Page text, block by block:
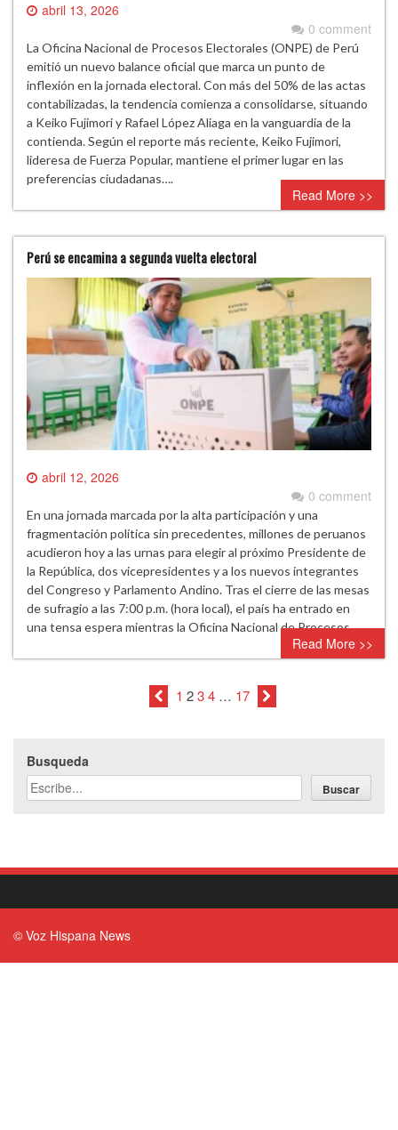
abril 13, 2026
0 comment
La Oficina Nacional de Procesos Electorales (ONPE) de Perú
emitió un nuevo balance oficial que marca un punto de
inflexión en la jornada electoral. Con más del 50% de las actas
contabilizadas, la tendencia comienza a consolidarse, situando
a Keiko Fujimori y Rafael López Aliaga en la vanguardia de la
contienda. Según el reporte más reciente, Keiko Fujimori,
lideresa de Fuerza Popular, mantiene el primer lugar en las
preferencias ciudadanas….
Read More >>
Perú se encamina a segunda vuelta electoral
abril 12, 2026
0 comment
En una jornada marcada por la alta participación y una
fragmentación política sin precedentes, millones de peruanos
acudieron hoy a las urnas para elegir al próximo Presidente de
la República, dos vicepresidentes y a los nuevos integrantes
del Congreso y Parlamento Andino. Tras el cierre de las mesas
de sufragio a las 7:00 p.m. (hora local), el país ha entrado en
una tensa espera mientras la Oficina Nacional de Procesos…
Read More >>
1 2 3 4 … 17
Busqueda
Buscar
© Voz Hispana News